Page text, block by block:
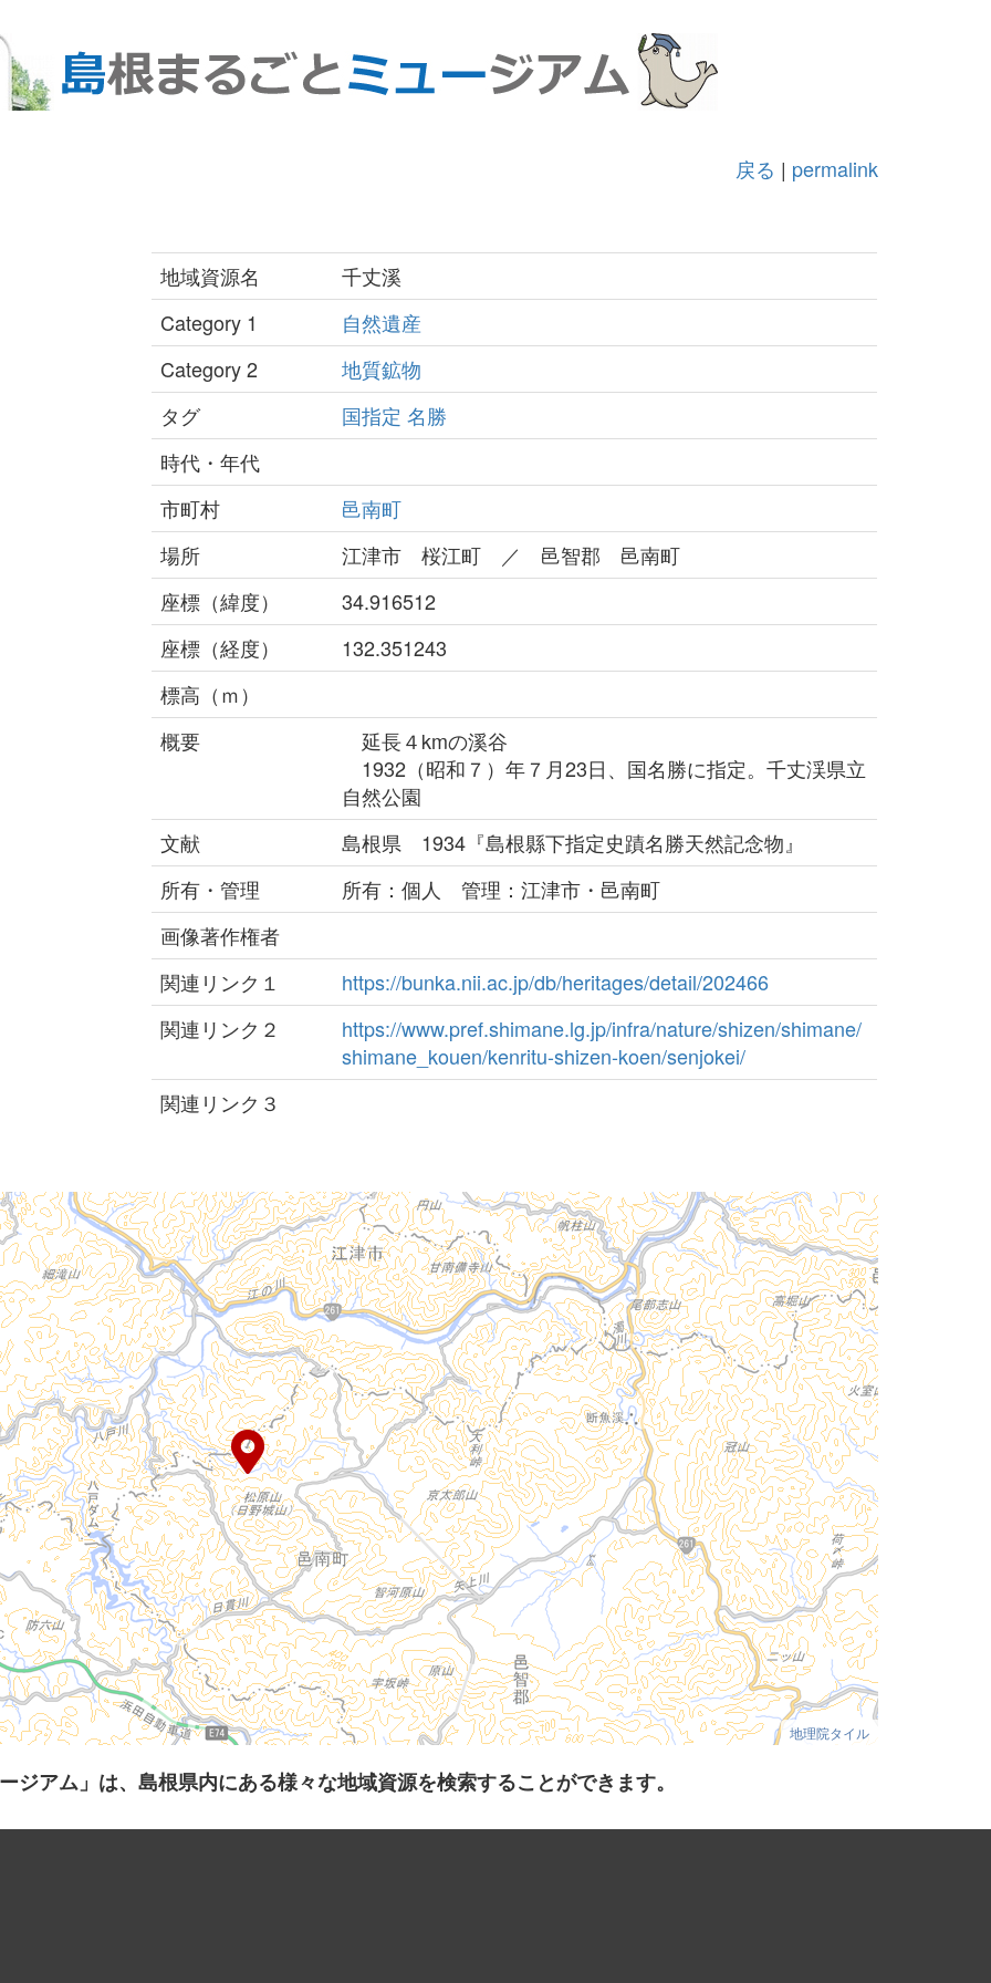
戻る | permalink
地域資源名
千丈溪
Category 1
自然遺産
Category 2
地質鉱物
タグ
国指定 名勝
時代・年代
市町村
邑南町
場所
江津市 桜江町 ／ 邑智郡 邑南町
座標（緯度）
34.916512
座標（経度）
132.351243
標高（ｍ）
概要
延長４kmの溪谷
1932（昭和７）年７月23日、国名勝に指定。千丈渓県立
自然公園
文献
島根県 1934『島根縣下指定史蹟名勝天然記念物』
所有・管理
所有：個人 管理：江津市・邑南町
画像著作権者
関連リンク１
https://bunka.nii.ac.jp/db/heritages/detail/202466
関連リンク２
https://www.pref.shimane.lg.jp/infra/nature/shizen/shimane/
shimane_kouen/kenritu-shizen-koen/senjokei/
関連リンク３
地理院タイル
ジアム」は、島根県内にある様々な地域資源を検索することができます。